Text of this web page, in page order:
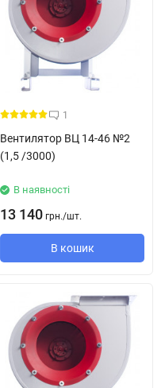
1
Вентилятор ВЦ 14-46 №2
(1,5 /3000)
В наявності
13 140 грн./шт.
В кошик